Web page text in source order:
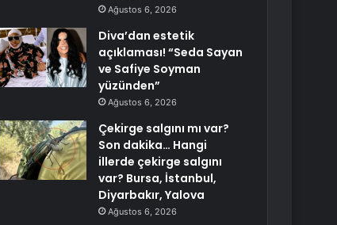
Ağustos 6, 2026
Diva’dan estetik
açıklaması! “Seda Sayan
ve Safiye Soyman
yüzünden”
Ağustos 6, 2026
Çekirge salgını mı var?
Son dakika… Hangi
illerde çekirge salgını
var? Bursa, İstanbul,
Diyarbakır, Yalova
Ağustos 6, 2026